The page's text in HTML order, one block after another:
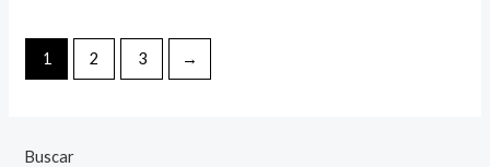
1 2 3 →
Buscar